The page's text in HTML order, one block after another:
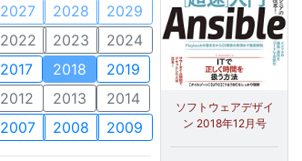
2027 2028
2029
2022 2023
2024
2017 2018
2019
2012 2013
2014
2007 2008 2009
ソフトウェアデザイ
ン 2018年12月号